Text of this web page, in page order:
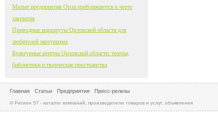
Малые предприятия Орла приближаются к черте
закрытия
Природные маршруты Орловской области для
любителей экотуризма
Культурные центры Орловской области: театры,
библиотеки и творческие пространства
Главная Статьи Предприятия Пресс-релизы
© Регион 57 - каталог компаний, производители товаров и услуг, объявления